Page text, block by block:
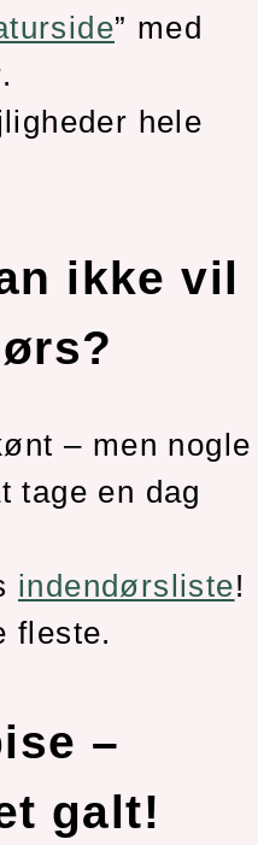
” med
hele
ikke vil
– men nogle
tage en dag
indendørsliste!
fleste.
–
galt!